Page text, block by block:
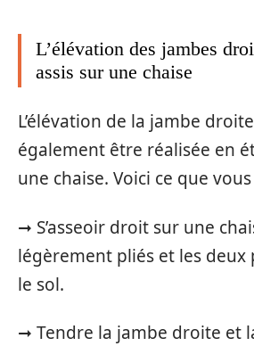
L’élévation des jambes
assis sur une chaise
L’élévation de la jambe
également être réalisée en
une chaise. Voici ce que
➞ S’asseoir droit sur une
légèrement pliés et les
le sol.
➞ Tendre la jambe droite et